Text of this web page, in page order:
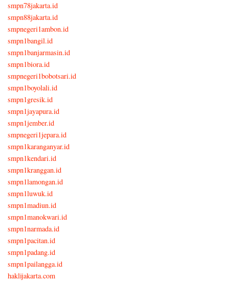
smpn78jakarta.id
smpn88jakarta.id
smpnegeri1ambon.id
smpn1bangil.id
smpn1banjarmasin.id
smpn1biora.id
smpnegeri1bobotsari.id
smpn1boyolali.id
smpn1gresik.id
smpn1jayapura.id
smpn1jember.id
smpnegeri1jepara.id
smpn1karanganyar.id
smpn1kendari.id
smpn1kranggan.id
smpn1lamongan.id
smpn1luwuk.id
smpn1madiun.id
smpn1manokwari.id
smpn1narmada.id
smpn1pacitan.id
smpn1padang.id
smpn1pailangga.id
haklijakarta.com